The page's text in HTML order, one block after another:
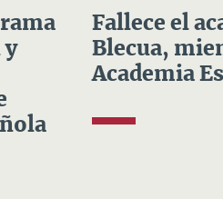
y
Fallece el
Blecua,
Academia